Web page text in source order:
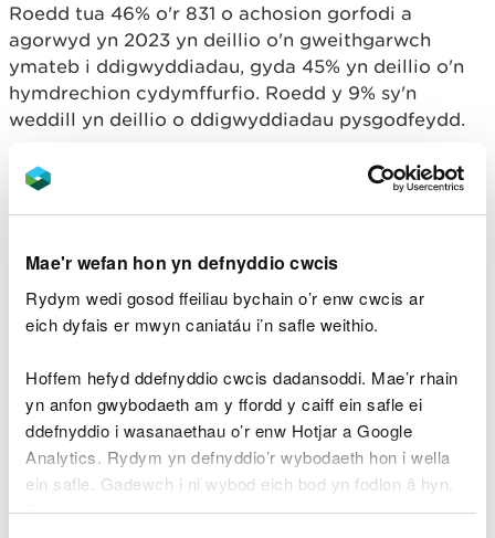
Mae'r wefan hon yn defnyddio cwcis
Rydym wedi gosod ffeiliau bychain o’r enw cwcis ar
eich dyfais er mwyn caniatáu i’n safle weithio.
Hoffem hefyd ddefnyddio cwcis dadansoddi. Mae’r rhain
yn anfon gwybodaeth am y ffordd y caiff ein safle ei
ddefnyddio i wasanaethau o’r enw Hotjar a Google
Analytics. Rydym yn defnyddio’r wybodaeth hon i wella
ein safle. Gadewch i ni wybod eich bod yn fodlon â hyn.
Byddwn yn defnyddio cwci i gadw eich dewis.
Roedd tua 46% o'r 831 o achosion gorfodi a
agorwyd yn 2023 yn deillio o'n gweithgarwch
ymateb i ddigwyddiadau, gyda 45% yn deillio o'n
hymdrechion cydymffurfio. Roedd y 9% sy'n
weddill yn deillio o ddigwyddiadau pysgodfeydd.
Yn ystod 2023 daethom â 442 o achosion gorfodi i
ben, gyda 389 arall yn parhau. Arweiniodd ein
gwaith gorfodi hefyd at 85 o erlyniadau
ddirwyon o gyfanswm o £648,320.
Roedd digwyddiadau sy'n gysylltiedig â dŵr ar frig
cyfnod adrodd hwn (3,318), ac yna 3,051 o
adroddiadau o ddigwyddiadau cysylltiedig â
gwastraff - cynnydd o'r 2,454 a adroddwyd yn
2022.